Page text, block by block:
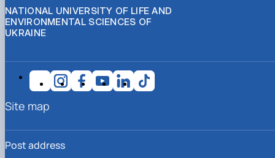
NATIONAL UNIVERSITY OF LIFE AND
ENVIRONMENTAL SCIENCES OF
UKRAINE
Post address
Site map